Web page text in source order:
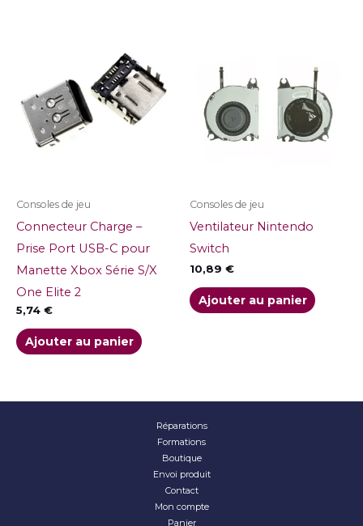
Consoles de jeu
Connecteur Charge –
Prise Port USB-C pour
Manette Xbox Série S/X
One Elite 2
5,74 €
Ajouter au panier
Consoles de jeu
Ventilateur Nintendo
Switch
10,89 €
Ajouter au panier
Réparations
Formations
Boutique
Envoi produit
Contact
Mon compte
Panier